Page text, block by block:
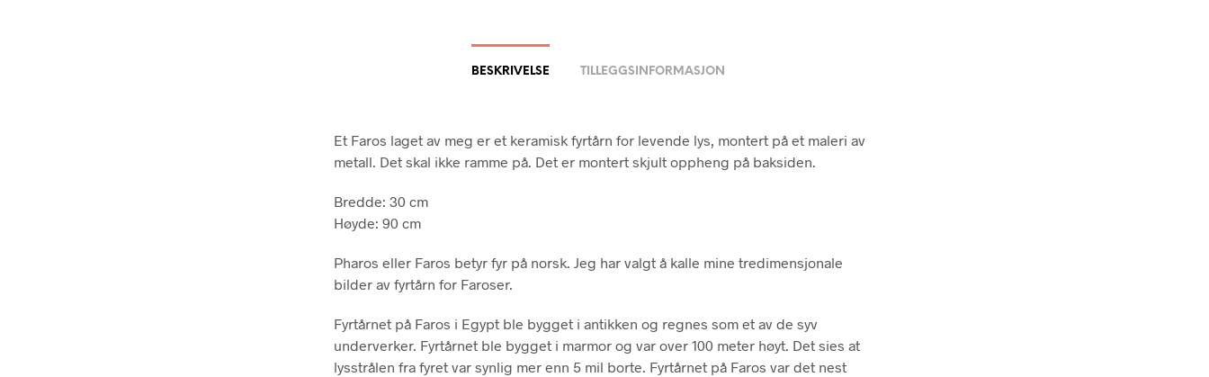
BESKRIVELSE TILLEGGSINFORMASJON
Et Faros laget av meg er et keramisk fyrtårn for levende lys, montert på et maleri av
metall. Det skal ikke ramme på. Det er montert skjult oppheng på baksiden.
Bredde: 30 cm
Høyde: 90 cm
Pharos eller Faros betyr fyr på norsk. Jeg har valgt å kalle mine tredimensjonale
bilder av fyrtårn for Faroser.
Fyrtårnet på Faros i Egypt ble bygget i antikken og regnes som et av de syv
underverker. Fyrtårnet ble bygget i marmor og var over 100 meter høyt. Det sies at
lysstrålen fra fyret var synlig mer enn 5 mil borte. Fyrtårnet på Faros var det nest